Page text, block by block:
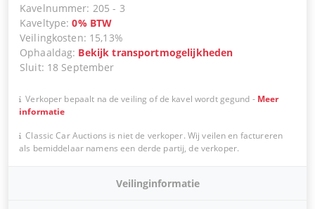
Kavelnummer: 205 - 3
Kaveltype:0% BTW
Veilingkosten: 15,13%
Ophaaldag: Bekijk transportmogelijkheden
Sluit: 18 September
Verkoper bepaalt na de veiling of de kavel wordt gegund - Meer
informatie
Classic Car Auctions is niet de verkoper. Wij veilen en factureren
als bemiddelaar namens een derde partij, de verkoper.
Veilinginformatie